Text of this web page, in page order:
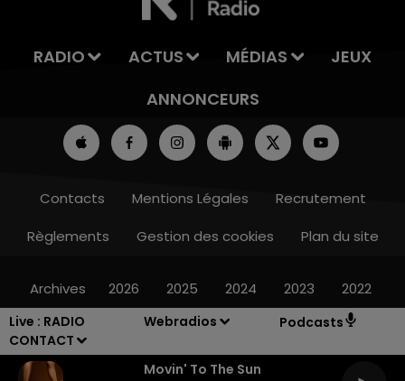
Live : RADIO
CONTACT
Webradios Podcasts
Movin' To The Sun
RADIO ACTUS MÉDIAS
JEUX
ANNONCEURS
Contacts Mentions Légales
Recrutement
Règlements
Gestion des cookies Plan du site
Archives 2026 2025 2024 2023 2022